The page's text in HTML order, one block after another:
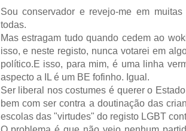
Sou conservador e revejo-me em
todas.
Mas estragam tudo quando cedem ao
isso, e neste registo, nunca votarei em
político.E isso, para mim, é uma linha
aspecto a IL é um BE fofinho. Igual.
Ser liberal nos costumes é querer o
bem com ser contra a doutinação das
escolas das "virtudes" do registo LGBT